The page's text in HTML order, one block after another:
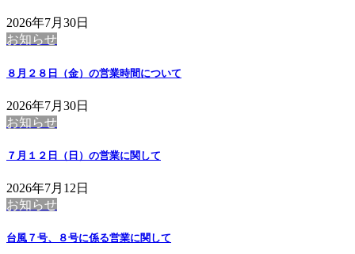
2026年7月30日
お知らせ
８月２８日（金）の営業時間について
2026年7月30日
お知らせ
７月１２日（日）の営業に関して
2026年7月12日
お知らせ
台風７号、８号に係る営業に関して